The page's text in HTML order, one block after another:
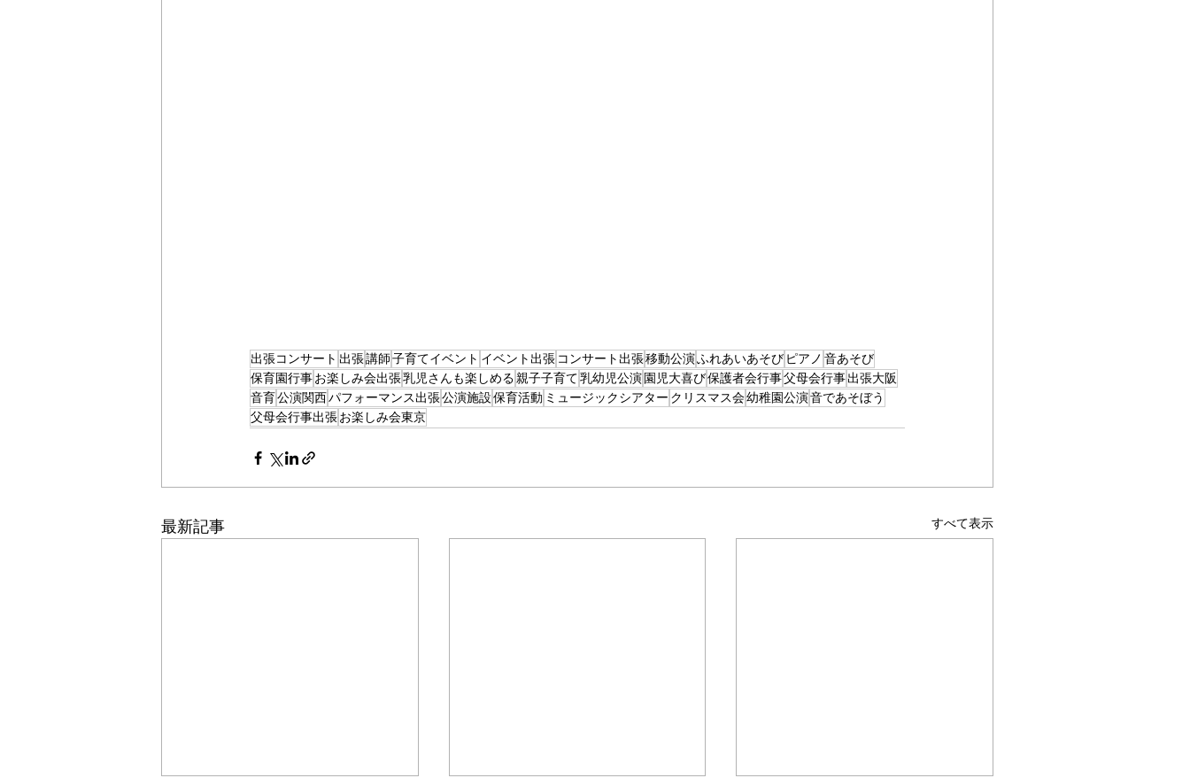
出張コンサート 出張講師子育てイベント イベント出張 コンサート出張移動公演ふれあいあそび ピアノ 音あそび
保育園行事お楽しみ会出張乳児さんも楽しめる親子子育て乳幼児公演園児大喜び保護者会行事父母会行事出張大阪
音育公演関西パフォーマンス出張公演施設保育活動 ミュージックシアター クリスマス会幼稚園公演音であそぼう
父母会行事出張お楽しみ会東京
最新記事 すべて表示